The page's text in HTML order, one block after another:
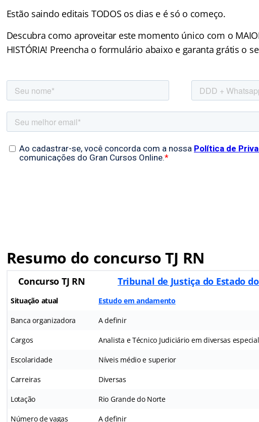
Estão saindo editais TODOS os dias e é só o começo.
Descubra como aproveitar este momento único com o
HISTÓRIA! Preencha o formulário abaixo e garanta grátis o
Resumo do concurso TJ RN
Concurso TJ RN Tribunal de Justiça do Estado
Situação atual Estudo em andamento
Banca organizadora A definir
Cargos Analista e Técnico Judiciário em diversas
Escolaridade Níveis médio e superior
Carreiras Diversas
Lotação Rio Grande do Norte
Número de vagas A definir